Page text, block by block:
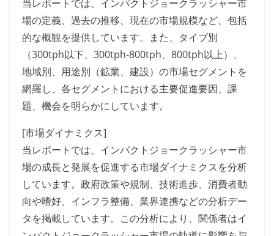
当レポートでは、インパクトジョークラッシャー市
場の定義、過去の推移、現在の市場規模など、包括
的な概観を提供しています。また、タイプ別
（300tph以下、300tph-800tph、800tph以上）、
地域別、用途別（鉱業、建設）の市場セグメントを
網羅し、各セグメントにおける主要促進要因、課
題、機会を明らかにしています。
[市場ダイナミクス]
当レポートでは、インパクトジョークラッシャー市
場の成長と発展を促進する市場ダイナミクスを分析
しています。政府政策や規制、技術進歩、消費者動
向や嗜好、インフラ整備、業界連携などの分析デー
タを掲載しています。この分析により、関係者はイ